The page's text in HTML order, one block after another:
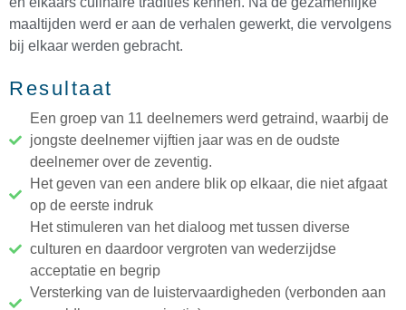
maaltijden werd er aan de verhalen gewerkt, die vervolgens
bij elkaar werden gebracht.
Resultaat
Een groep van 11 deelnemers werd getraind, waarbij de
jongste deelnemer vijftien jaar was en de oudste
deelnemer over de zeventig.
Het geven van een andere blik op elkaar, die niet afgaat
op de eerste indruk
Het stimuleren van het dialoog met tussen diverse
culturen en daardoor vergroten van wederzijdse
acceptatie en begrip
Versterking van de luistervaardigheden (verbonden aan